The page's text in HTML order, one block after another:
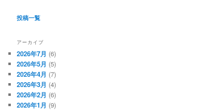
投稿一覧
アーカイブ
2026年7月 (6)
2026年5月 (5)
2026年4月 (7)
2026年3月 (4)
2026年2月 (6)
2026年1月 (9)